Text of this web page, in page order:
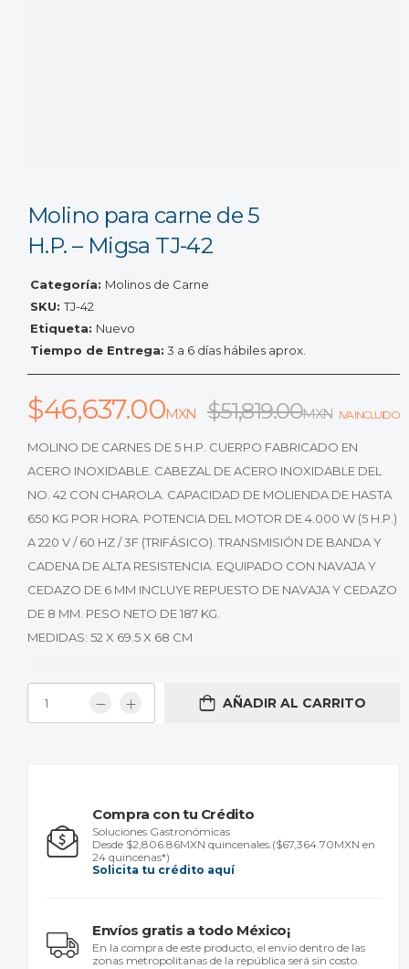
Molino para carne de 5
H.P. – Migsa TJ-42
Categoría: Molinos de Carne
SKU:TJ-42
Etiqueta: Nuevo
Tiempo de Entrega: 3 a 6 días hábiles aprox.
$46,637.00MXN $51,819.00MXN IVA INCLUIDO
MOLINO DE CARNES DE 5 H.P. CUERPO FABRICADO EN
ACERO INOXIDABLE. CABEZAL DE ACERO INOXIDABLE DEL
NO. 42 CON CHAROLA. CAPACIDAD DE MOLIENDA DE HASTA
650 KG POR HORA. POTENCIA DEL MOTOR DE 4.000 W (5 H.P.)
A 220 V / 60 HZ / 3F (TRIFÁSICO). TRANSMISIÓN DE BANDA Y
CADENA DE ALTA RESISTENCIA. EQUIPADO CON NAVAJA Y
CEDAZO DE 6 MM INCLUYE REPUESTO DE NAVAJA Y CEDAZO
DE 8 MM. PESO NETO DE 187 KG.
MEDIDAS: 52 X 69.5 X 68 CM
AÑADIR AL CARRITO
Compra con tu Crédito
Soluciones Gastronómicas
Desde $2,806.86MXN quincenales.($67,364.70MXN en
24 quincenas*)
Solicita tu crédito aquí
Envíos gratis a todo México¡
En la compra de este producto, el envío dentro de las
zonas metropolitanas de la república será sin costo.